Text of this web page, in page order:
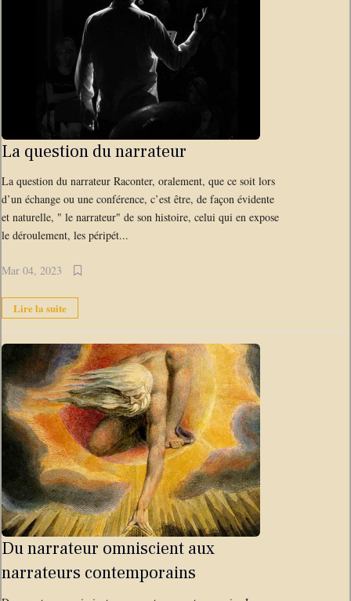
La question du narrateur
La question du narrateur Raconter, oralement, que ce soit lors
d’un échange ou une conférence, c’est être, de façon évidente
et naturelle, " le narrateur" de son histoire, celui qui en expose
le déroulement, les péripét...
Mar 04, 2023
Lire la suite
Du narrateur omniscient aux
narrateurs contemporains